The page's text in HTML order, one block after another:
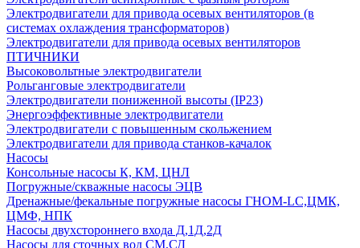
Электродвигатели для привода осевых вентиляторов (в
системах охлаждения трансформаторов)
Электродвигатели для привода осевых вентиляторов
ПТИЧНИКИ
Высоковольтные электродвигатели
Рольганговые электродвигатели
Электродвигатели пониженной высоты (IP23)
Энергоэффективные электродвигатели
Электродвигатели с повышенным скольжением
Электродвигатели для привода станков-качалок
Насосы
Консольные насосы К, КМ, ЦНЛ
Погружные/скважные насосы ЭЦВ
Дренажные/фекальные погружные насосы ГНОМ-LC,ЦМК,
ЦМФ, НПК
Насосы двухстороннего входа Д,1Д,2Д
Насосы для сточных вод СМ,СД